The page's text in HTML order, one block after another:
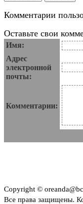
Комментарии
Оставьте свои
Имя:
Адрес
электронной
почты:
Комментарии:
Copyright ©
Все права защищены.